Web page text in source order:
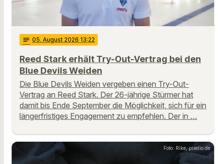
notes 05. August 2026 13:22
Reed Stark erhält Try-Out-Vertrag bei den
Blue Devils Weiden
Die Blue Devils Weiden vergeben einen Try-Out-
Vertrag an Reed Stark. Der 26-jährige Stürmer hat
damit bis Ende September die Möglichkeit, sich für ein
längerfristiges Engagement zu empfehlen. Der in …
Foto: Rike, pixelio.de